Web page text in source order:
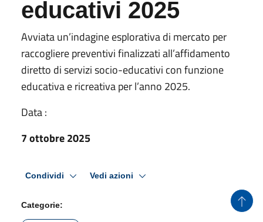
Avviata un’indagine esplorativa di mercato per
diretto di servizi socio-educativi con funzione
educativa e ricreativa per l’anno 2025.
Data :
7 ottobre 2025
Condividi Vedi azioni
Categorie:
Informazioni sui cookie
Questo sito web utilizza cookie tecnici e assimilati strettamente necessari al
corretto funzionamento e alla navigazione del sito, nonché un cookie tecnico
ACCETTA TUTTO